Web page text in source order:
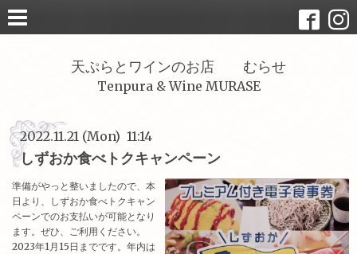
天ぷらとワインのお店 むらせ
Tenpura & Wine MURASE
2022.11.21 (Mon) 11:14
しずおか食べトクキャンペーン
準備がやっと整いましたので、本
日より、しずおか食べトクキャン
ペーンでのお支払いが可能となり
ます。ぜひ、ご利用ください。
2023年1月15日までです。年内は